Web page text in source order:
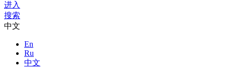
进入
搜索
中文
En
Ru
中文